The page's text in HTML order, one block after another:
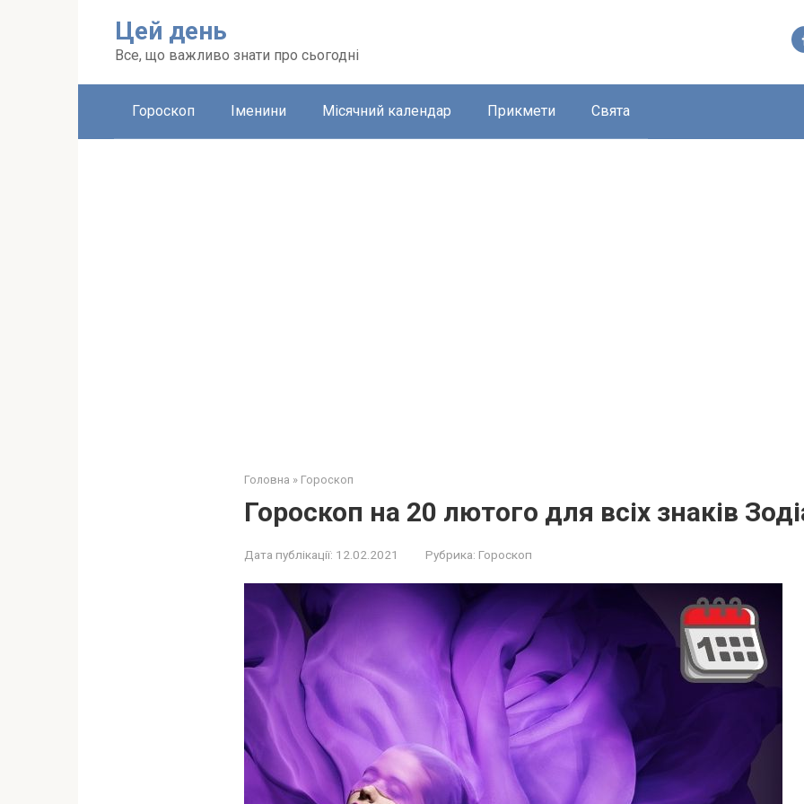
Цей день
Все, що важливо знати про сьогодні
Гороскоп Іменини Місячний календар Прикмети Свята
Головна » Гороскоп
Гороскоп на 20 лютого для всіх знаків
Дата публікації: 12.02.2021 Рубрика: Гороскоп